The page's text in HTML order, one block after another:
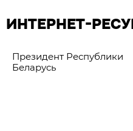
ИНТЕРНЕТ-
Президент Республики
Беларусь